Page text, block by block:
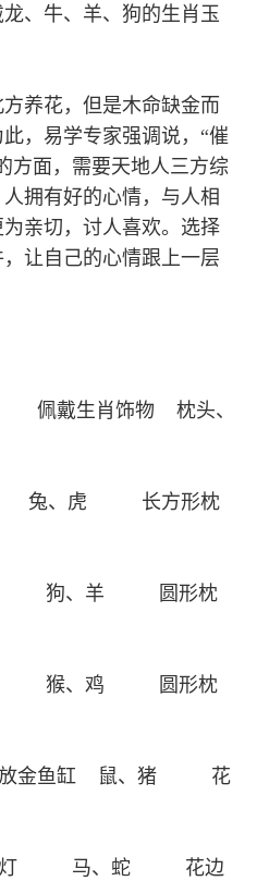
、牛、羊、狗的生肖玉
养花，但是木命缺金而
，易学专家强调说，“催
方面，需要天地人三方综
拥有好的心情，与人相
亲切，讨人喜欢。选择
让自己的心情跟上一层
生肖饰物 枕头、
、虎 长方形枕
狗、羊 圆形枕
猴、鸡 圆形枕
放金鱼缸 鼠、猪 花
色灯 马、蛇 花边